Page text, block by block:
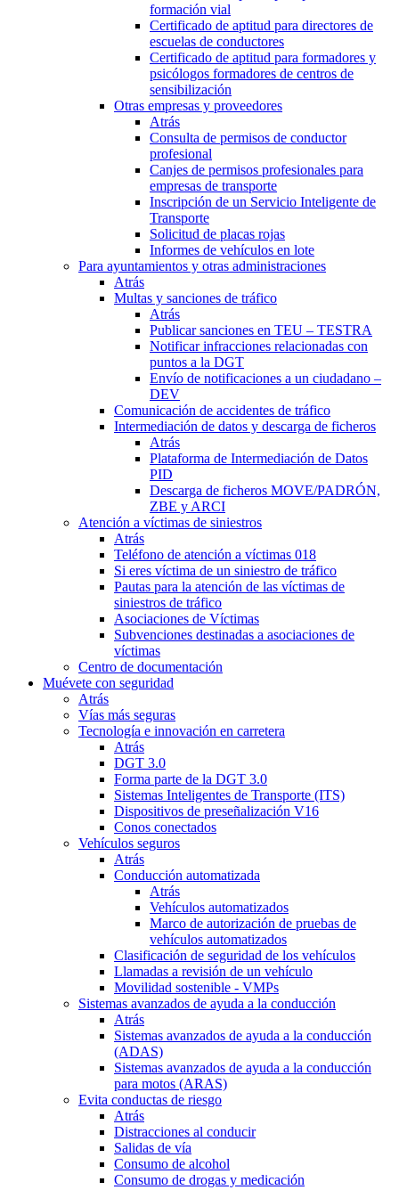
formación vial
Certificado de aptitud para directores de
escuelas de conductores
Certificado de aptitud para formadores y
psicólogos formadores de centros de
sensibilización
Otras empresas y proveedores
Atrás
Consulta de permisos de conductor
profesional
Canjes de permisos profesionales para
empresas de transporte
Inscripción de un Servicio Inteligente de
Transporte
Solicitud de placas rojas
Informes de vehículos en lote
Para ayuntamientos y otras administraciones
Atrás
Multas y sanciones de tráfico
Atrás
Publicar sanciones en TEU – TESTRA
Notificar infracciones relacionadas con
puntos a la DGT
Envío de notificaciones a un ciudadano –
DEV
Comunicación de accidentes de tráfico
Intermediación de datos y descarga de ficheros
Atrás
Plataforma de Intermediación de Datos
PID
Descarga de ficheros MOVE/PADRÓN,
ZBE y ARCI
Atención a víctimas de siniestros
Atrás
Teléfono de atención a víctimas 018
Si eres víctima de un siniestro de tráfico
Pautas para la atención de las víctimas de
siniestros de tráfico
Asociaciones de Víctimas
Subvenciones destinadas a asociaciones de
víctimas
Centro de documentación
Muévete con seguridad
Atrás
Vías más seguras
Tecnología e innovación en carretera
Atrás
DGT 3.0
Forma parte de la DGT 3.0
Sistemas Inteligentes de Transporte (ITS)
Dispositivos de preseñalización V16
Conos conectados
Vehículos seguros
Atrás
Conducción automatizada
Atrás
Vehículos automatizados
Marco de autorización de pruebas de
vehículos automatizados
Clasificación de seguridad de los vehículos
Llamadas a revisión de un vehículo
Movilidad sostenible - VMPs
Sistemas avanzados de ayuda a la conducción
Atrás
Sistemas avanzados de ayuda a la conducción
(ADAS)
Sistemas avanzados de ayuda a la conducción
para motos (ARAS)
Evita conductas de riesgo
Atrás
Distracciones al conducir
Salidas de vía
Consumo de alcohol
Consumo de drogas y medicación